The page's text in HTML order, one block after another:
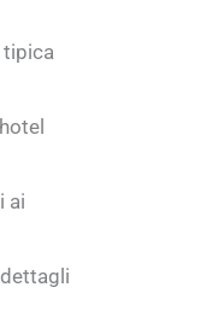
tipica
ai